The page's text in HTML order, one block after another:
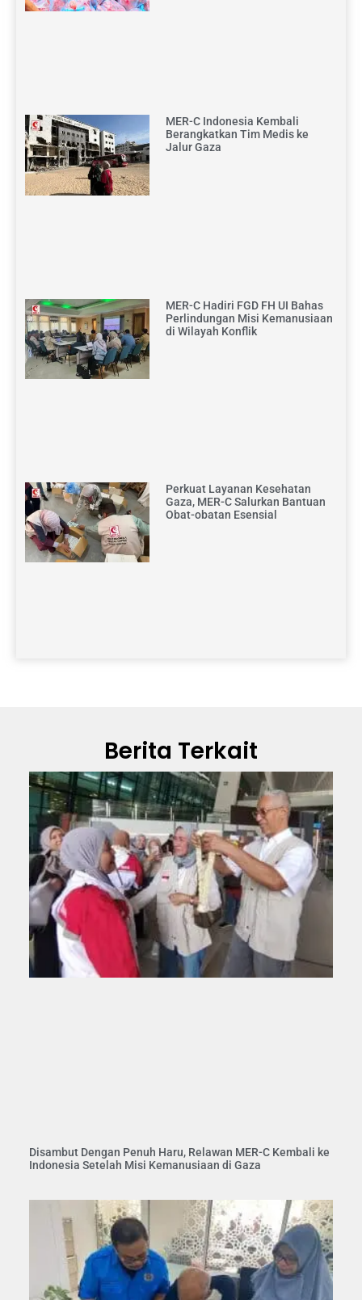
MER-C Indonesia Kembali
Berangkatkan Tim Medis ke
Jalur Gaza
MER-C Hadiri FGD FH UI Bahas
Perlindungan Misi Kemanusiaan
di Wilayah Konflik
Perkuat Layanan Kesehatan
Gaza, MER-C Salurkan Bantuan
Obat-obatan Esensial
Berita Terkait
Disambut Dengan Penuh Haru, Relawan MER-C Kembali ke
Indonesia Setelah Misi Kemanusiaan di Gaza